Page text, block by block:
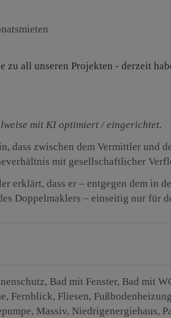
zu all unseren Projekten - derzeit
mit KI optimiert / eingerichtet.
dass zwischen dem Vermittler und
mit gesellschaftlicher
erklärt, dass er – entgegen dem in
Doppelmaklers – einseitig nur für
Bad mit Fenster Bad mit
Fernblick Fliesen Fußbodenheizung
Massiv Niedrigenergiehaus